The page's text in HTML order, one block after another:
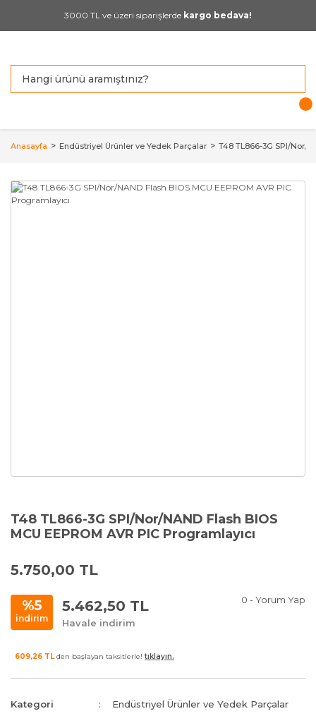
3000 TL ve üzeri siparişlerde kargo bedava!
Anasayfa Endüstriyel Ürünler ve Yedek Parçalar T48 TL866-3G SPI/Nor/
T48 TL866-3G SPI/Nor/NAND Flash BIOS
MCU EEPROM AVR PIC Programlayıcı
5.750,00 TL
%5
indirim
5.462,50 TL
Havale indirim
0 - Yorum Yap
609,26 TL den başlayan taksitlerle! tıklayın.
Kategori
Endüstriyel Ürünler ve Yedek Parçalar